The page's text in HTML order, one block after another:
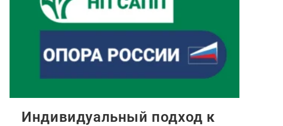
Индивидуальный подход к